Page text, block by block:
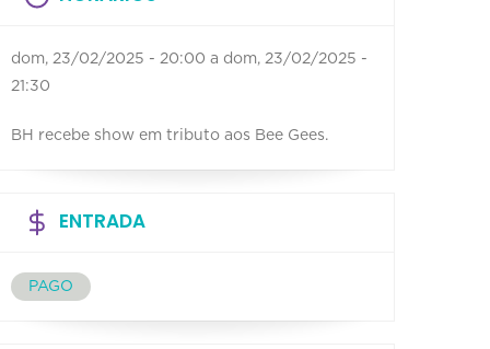
dom, 23/02/2025 - 20:00 a dom, 23/02/2025 -
21:30
BH recebe show em tributo aos Bee Gees.
ENTRADA
PAGO